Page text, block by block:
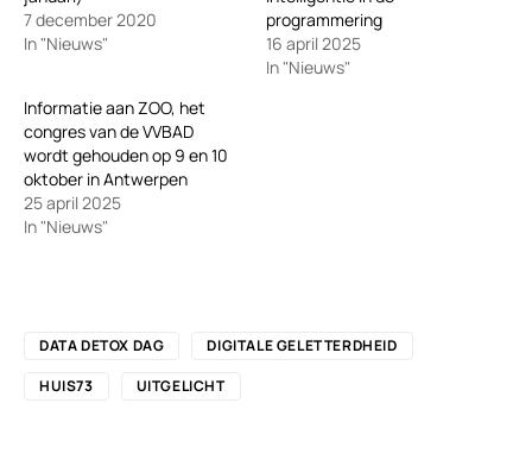
7 december 2020
In "Nieuws"
programmering
16 april 2025
In "Nieuws"
Informatie aan ZOO, het
congres van de VVBAD
wordt gehouden op 9 en 10
oktober in Antwerpen
25 april 2025
In "Nieuws"
DATA DETOX DAG
DIGITALE GELETTERDHEID
HUIS73
UITGELICHT